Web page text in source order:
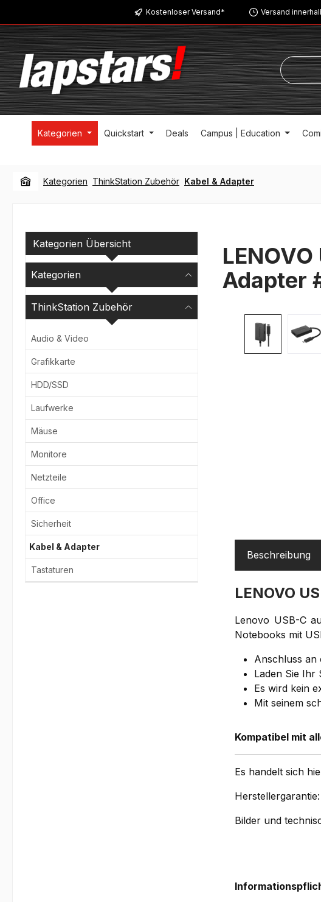
Zur Hauptnavigation springenKostenloser Versand* Versand
Kategorien Quickstart Deals Campus | Education
Kategorien ThinkStation Zubehör Kabel & Adapter
Kategorien Übersicht
Kategorien
ThinkStation Zubehör
Audio & Video
Grafikkarte
HDD/SSD
Laufwerke
Mäuse
Monitore
Netzteile
Office
Sicherheit
Kabel & Adapter
Tastaturen
Adapter
Bildergalerie
Beschreibung
LENOVO
Lenovo USB-C
Notebooks mit
Anschluss an
Laden Sie Ihr
Es wird kein
Mit seinem
Kompatibel mit
Es handelt sich
Bilder und